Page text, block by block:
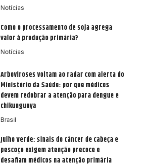
Notícias
Como o processamento de soja agrega
valor à produção primária?
Notícias
Arboviroses voltam ao radar com alerta do
Ministério da Saúde: por que médicos
devem redobrar a atenção para dengue e
chikungunya
Brasil
Julho Verde: sinais do câncer de cabeça e
pescoço exigem atenção precoce e
desafiam médicos na atenção primária